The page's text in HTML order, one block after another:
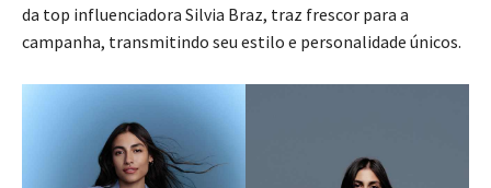
da top influenciadora Silvia Braz, traz frescor para a
campanha, transmitindo seu estilo e personalidade únicos.